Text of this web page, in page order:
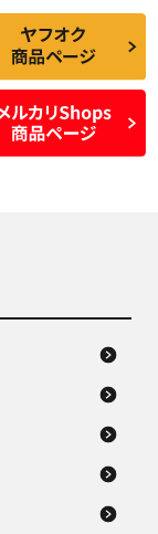
るが、使用に問
題のない中古品
溝も少なく、偏
がみられ、短期
用できるくらい
の中古品